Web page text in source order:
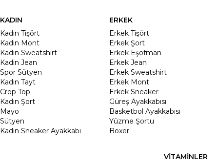
KADIN
Kadın Tişört
Kadın Mont
Kadın Sweatshirt
Kadın Jean
Spor Sütyen
Kadın Tayt
Crop Top
Kadin Şort
Mayo
Sütyen
Kadın Sneaker Ayakkabı
ERKEK
Erkek Tişört
Erkek Şort
Erkek Eşofman
Erkek Jean
Erkek Sweatshirt
Erkek Mont
Erkek Sneaker
Güreş Ayakkabısı
Basketbol Ayakkabısı
Yüzme Şortu
Boxer
VİTAMİNLER